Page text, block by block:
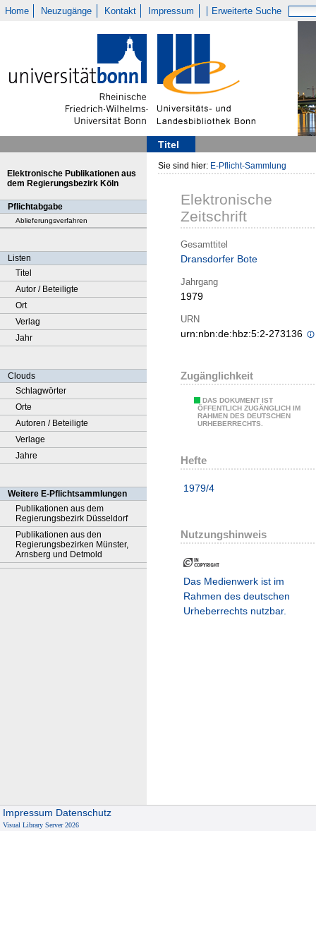
Home Neuzugänge Kontakt Impressum Erweiterte Suche
Titel
Elektronische Publikationen aus
dem Regierungsbezirk Köln
Pflichtabgabe
Ablieferungsverfahren
Listen
Titel
Autor / Beteiligte
Ort
Verlag
Jahr
Clouds
Schlagwörter
Orte
Autoren / Beteiligte
Verlage
Jahre
Weitere E-Pflichtsammlungen
Publikationen aus dem
Regierungsbezirk Düsseldorf
Publikationen aus den
Regierungsbezirken Münster,
Arnsberg und Detmold
Sie sind hier: E-Pflicht-Sammlung
Elektronische
Zeitschrift
Gesamttitel
Dransdorfer Bote
Jahrgang
1979
URN
urn:nbn:de:hbz:5:2-273136
Zugänglichkeit
DAS DOKUMENT IST
ÖFFENTLICH ZUGÄNGLICH IM
RAHMEN DES DEUTSCHEN
URHEBERRECHTS.
Hefte
1979/4
Nutzungshinweis
Das Medienwerk ist im
Rahmen des deutschen
Urheberrechts nutzbar.
Impressum Datenschutz
Visual Library Server 2026